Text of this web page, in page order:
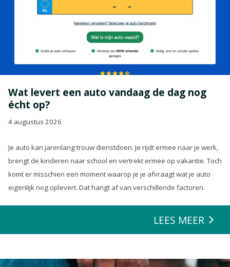
Wat levert een auto vandaag de dag nog
écht op?
4 augustus 2026
Je auto kan jarenlang trouw dienstdoen. Je rijdt ermee naar je werk,
brengt de kinderen naar school en vertrekt ermee op vakantie. Toch
komt er misschien een moment waarop je je afvraagt wat je auto
eigenlijk nog oplevert. Dat hangt af van verschillende factoren.
LEES MEER